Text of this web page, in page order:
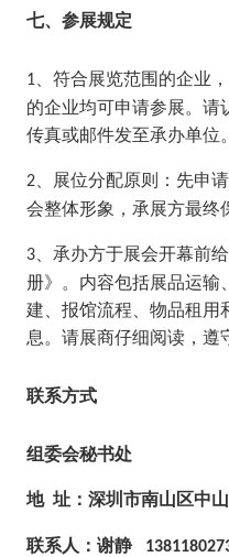
七、参展规定
1 、符合展览范围的企业
的企业均可申请参展。请
传真或邮件发至承办单位。
2 、展位分配原则：先申
会整体形象，承展方最终
3 、承办方于展会开幕前
册》。内容包括展品运输
建、报馆流程、物品租用
息。请展商仔细阅读，遵
联系方式
组委会秘书处
地 址：深圳市南山区中
联系人：谢静